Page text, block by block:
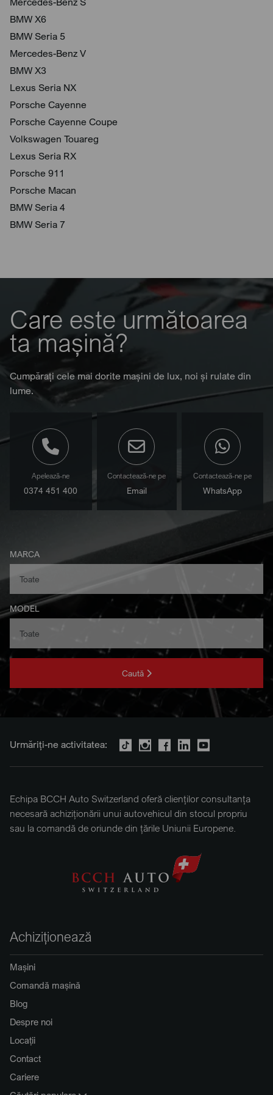
BMW X6
BMW Seria 5
Mercedes-Benz V
BMW X3
Lexus Seria NX
Porsche Cayenne
Porsche Cayenne Coupe
Volkswagen Touareg
Lexus Seria RX
Porsche 911
Porsche Macan
BMW Seria 4
BMW Seria 7
Care este următoarea
ta mașină?
Cumpărați cele mai dorite mașini de lux, noi și rulate din
lume.
Apelează-ne
0374 451 400
Contactează-ne pe
Email
Contactează-ne pe
WhatsApp
MARCA
MODEL
Caută
Urmăriți-ne activitatea:
Echipa BCCH Auto Switzerland oferă clienților consultanța
necesară achiziționării unui autovehicul din stocul propriu
sau la comandă de oriunde din țările Uniunii Europene.
Achiziționează
Mașini
Comandă mașină
Blog
Despre noi
Locații
Contact
Cariere